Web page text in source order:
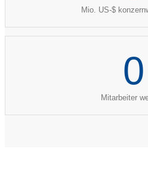
Mio. US-$
0
Mitarbeiter